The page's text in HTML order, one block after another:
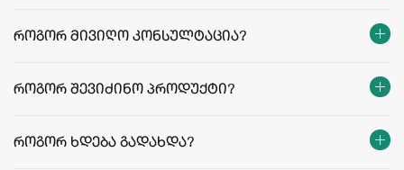
როგორ მივიღო კონსულტაცია?
როგორ შევიძინო პროდუქტი?
როგორ ხდება გადახდა?